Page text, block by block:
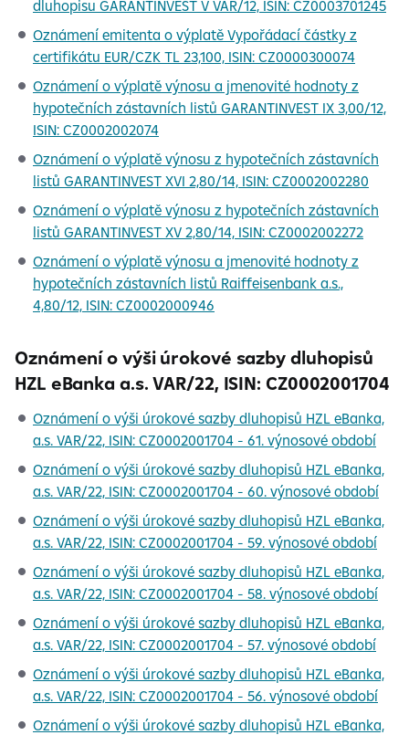
dluhopisu GARANTINVEST V VAR/12, ISIN: CZ0003701245
Oznámení emitenta o výplatě Vypořádací částky z
certifikátu EUR/CZK TL 23,100, ISIN: CZ0000300074
Oznámení o výplatě výnosu a jmenovité hodnoty z
hypotečních zástavních listů GARANTINVEST IX 3,00/12,
ISIN: CZ0002002074
Oznámení o výplatě výnosu z hypotečních zástavních
listů GARANTINVEST XVI 2,80/14, ISIN: CZ0002002280
Oznámení o výplatě výnosu z hypotečních zástavních
listů GARANTINVEST XV 2,80/14, ISIN: CZ0002002272
Oznámení o výplatě výnosu a jmenovité hodnoty z
hypotečních zástavních listů Raiffeisenbank a.s.,
4,80/12, ISIN: CZ0002000946
Oznámení o výši úrokové sazby dluhopisů
HZL eBanka a.s. VAR/22, ISIN: CZ0002001704
Oznámení o výši úrokové sazby dluhopisů HZL eBanka,
a.s. VAR/22, ISIN: CZ0002001704 - 61. výnosové období
Oznámení o výši úrokové sazby dluhopisů HZL eBanka,
a.s. VAR/22, ISIN: CZ0002001704 - 60. výnosové období
Oznámení o výši úrokové sazby dluhopisů HZL eBanka,
a.s. VAR/22, ISIN: CZ0002001704 - 59. výnosové období
Oznámení o výši úrokové sazby dluhopisů HZL eBanka,
a.s. VAR/22, ISIN: CZ0002001704 - 58. výnosové období
Oznámení o výši úrokové sazby dluhopisů HZL eBanka,
a.s. VAR/22, ISIN: CZ0002001704 - 57. výnosové období
Oznámení o výši úrokové sazby dluhopisů HZL eBanka,
a.s. VAR/22, ISIN: CZ0002001704 - 56. výnosové období
Oznámení o výši úrokové sazby dluhopisů HZL eBanka,